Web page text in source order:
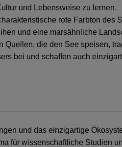
und Lebensweise zu lernen.
rote Farbton des
und eine marsähnliche
Quellen, die den See speisen,
bei und schaffen auch
und das einzigartige
für wissenschaftliche Studien